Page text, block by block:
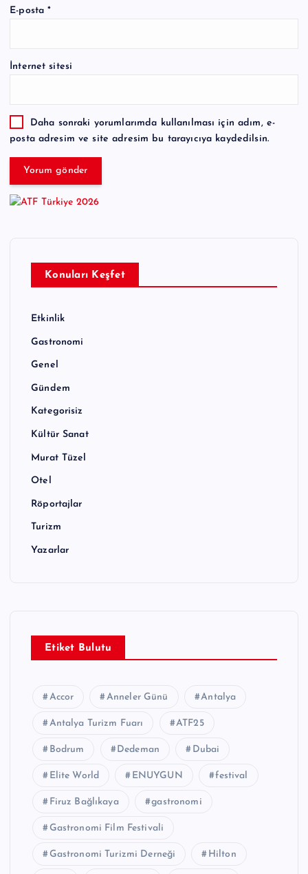
E-posta*
İnternet sitesi
Daha sonraki yorumlarımda kullanılması için adım, e-
posta adresim ve site adresim bu tarayıcıya kaydedilsin.
Konuları Keşfet
Etkinlik
Gastronomi
Genel
Gündem
Kategorisiz
Kültür Sanat
Murat Tüzel
Otel
Röportajlar
Turizm
Yazarlar
Etiket Bulutu
Accor Anneler Günü Antalya
Antalya Turizm Fuarı ATF25
Bodrum Dedeman Dubai
Elite World ENUYGUN festival
Firuz Bağlıkaya gastronomi
Gastronomi Film Festivali
Gastronomi Turizmi Derneği Hilton